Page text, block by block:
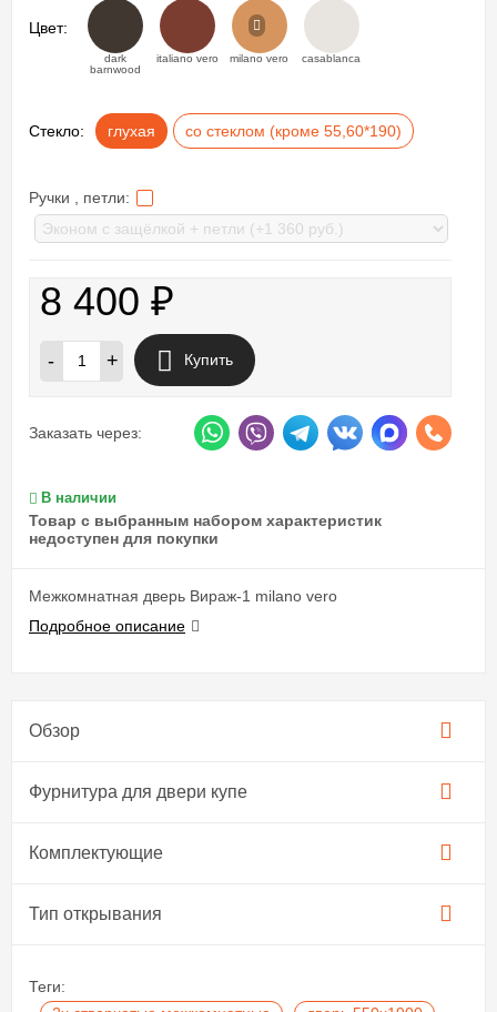
Цвет:
dark
barnwood
italiano vero milano vero casablanca
Стекло: глухая со стеклом (кроме 55,60*190)
Ручки , петли:
8 400 ₽
- + Купить
Заказать через:
В наличии
Товар с выбранным набором характеристик
недоступен для покупки
Межкомнатная дверь Вираж-1 milano vero
Подробное описание
Обзор
Фурнитура для двери купе​
Комплектующие
Тип открывания
Теги: